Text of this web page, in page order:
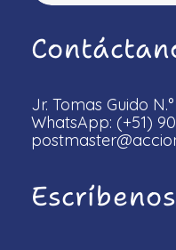
Jr. Tomas Guido
WhatsApp: (+51)
Escríbenos